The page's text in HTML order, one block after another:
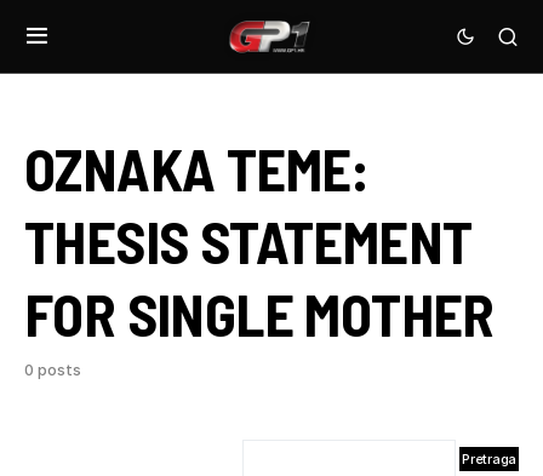
OZNAKA TEME:
THESIS STATEMENT
FOR SINGLE MOTHER
0 posts